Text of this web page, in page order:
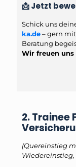
📩 Jetzt
Schick uns
ka.de– gern
Beratung
Wir freuen uns
2. Trainee
(Quereinstieg
Wiedereinstieg,